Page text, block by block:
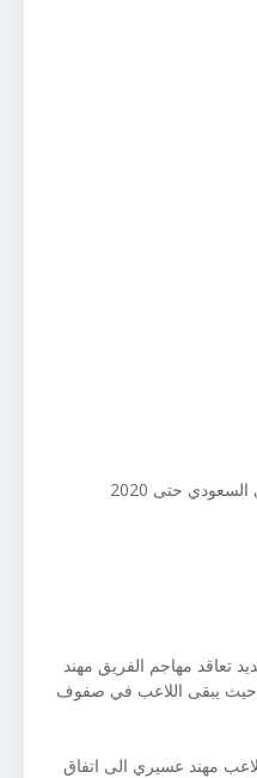
حتى 2020
تعاقد مهاجم الفريق مهند
حيث يبقى اللاعب في صفوف
مهند عسيري الى اتفاق